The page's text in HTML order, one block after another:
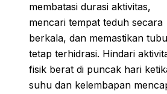
membatasi durasi aktivitas,
mencari tempat teduh secara
berkala, dan memastikan
tetap terhidrasi. Hindari
fisik berat di puncak hari
suhu dan kelembapan